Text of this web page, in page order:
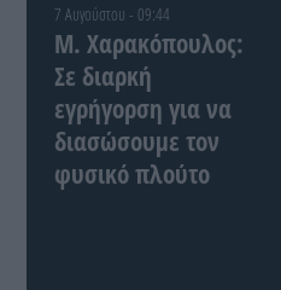
7 Αυγούστου - 09:44
Μ. Χαρακόπουλος:
Σε διαρκή
εγρήγορση για να
διασώσουμε τον
φυσικό πλούτο